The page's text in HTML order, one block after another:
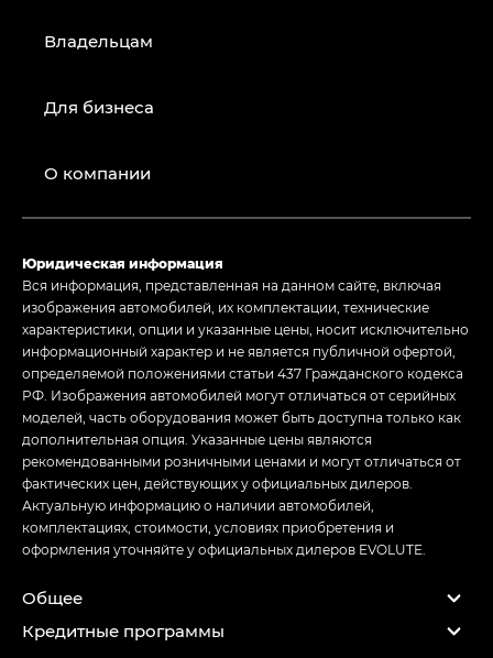
Владельцам
Для бизнеса
О компании
Юридическая информация
Вся информация, представленная на данном сайте, включая
изображения автомобилей, их комплектации, технические
характеристики, опции и указанные цены, носит исключительно
информационный характер и не является публичной офертой,
определяемой положениями статьи 437 Гражданского кодекса
РФ. Изображения автомобилей могут отличаться от серийных
моделей, часть оборудования может быть доступна только как
дополнительная опция. Указанные цены являются
рекомендованными розничными ценами и могут отличаться от
фактических цен, действующих у официальных дилеров.
Актуальную информацию о наличии автомобилей,
комплектациях, стоимости, условиях приобретения и
оформления уточняйте у официальных дилеров EVOLUTE.
Общее
Кредитные программы